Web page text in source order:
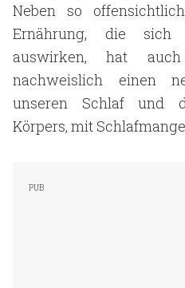
Neben so
Ernährung, die
auswirken, hat
nachweislich einen
unseren Schlaf und
Körpers, mit